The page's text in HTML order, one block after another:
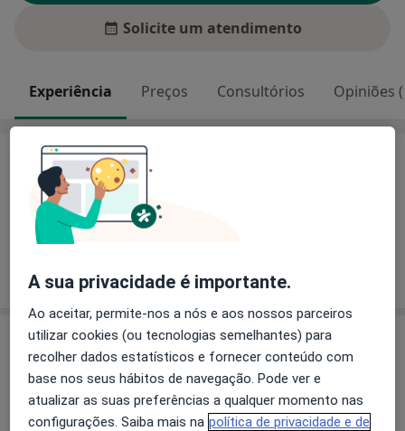
Solicite um atendimento
Experiência Preços Consultórios Opiniões
Experiência
Principais doenças tratadas
Rinite Eczema Asma
Mostrar mais detalhes
sobre a experiência
Serviços e preços
Primeira consulta Alergologia
70 € Detalhes
A sua privacidade é importante.
Ao aceitar, permite-nos a nós e aos nossos parceiros
utilizar cookies (ou tecnologias semelhantes) para
recolher dados estatísticos e fornecer conteúdo com
base nos seus hábitos de navegação. Pode ver e
atualizar as suas preferências a qualquer momento nas
configurações. Saiba mais na política de privacidade e de